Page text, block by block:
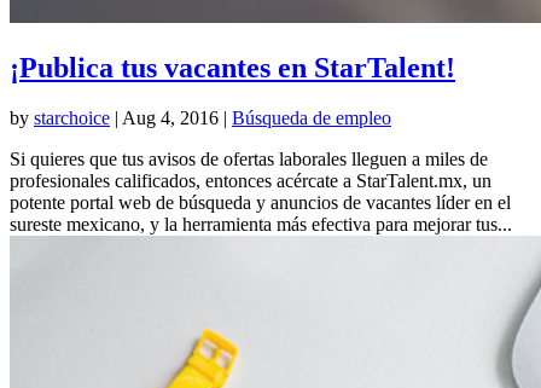
¡Publica tus vacantes en StarTalent!
by starchoice | Aug 4, 2016 | Búsqueda de empleo
Si quieres que tus avisos de ofertas laborales lleguen a miles de
profesionales calificados, entonces acércate a StarTalent.mx, un
potente portal web de búsqueda y anuncios de vacantes líder en el
sureste mexicano, y la herramienta más efectiva para mejorar tus...